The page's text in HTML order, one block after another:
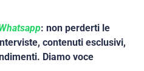
: non perderti le
contenuti esclusivi,
Diamo voce